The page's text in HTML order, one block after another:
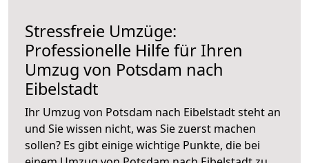
Stressfreie Umzüge:
Professionelle Hilfe für Ihren
Umzug von Potsdam nach
Eibelstadt
Ihr Umzug von Potsdam nach Eibelstadt steht an
und Sie wissen nicht, was Sie zuerst machen
sollen? Es gibt einige wichtige Punkte, die bei